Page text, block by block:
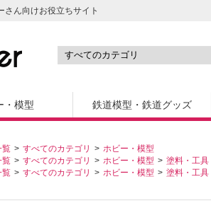
さん向けお役立ちサイト
・模型 鉄道模型・鉄道グッズ
覧 すべてのカテゴリ
ホビー・模型
覧 すべてのカテゴリ ホビー・模型
塗料・工具
覧 すべてのカテゴリ ホビー・模型 塗料・工具